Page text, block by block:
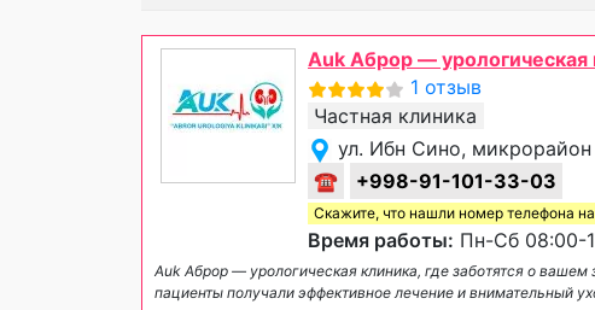
Auk Аброр — урологическая
1 отзыв
Частная клиника
ул. Ибн Сино, микрорайон
☎
+998-91-101-33-03
Скажите, что нашли номер телефона на
Время работы: Пн-Сб 08:00-
Auk Аброр — урологическая клиника, где заботятся о
пациенты получали эффективное лечение и внимательный